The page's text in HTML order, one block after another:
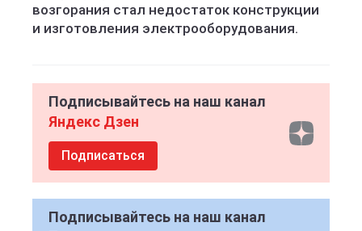
возгорания стал недостаток конструкции
и изготовления электрооборудования.
Подписывайтесь на наш канал
Яндекс Дзен
Подписаться
Подписывайтесь на наш канал